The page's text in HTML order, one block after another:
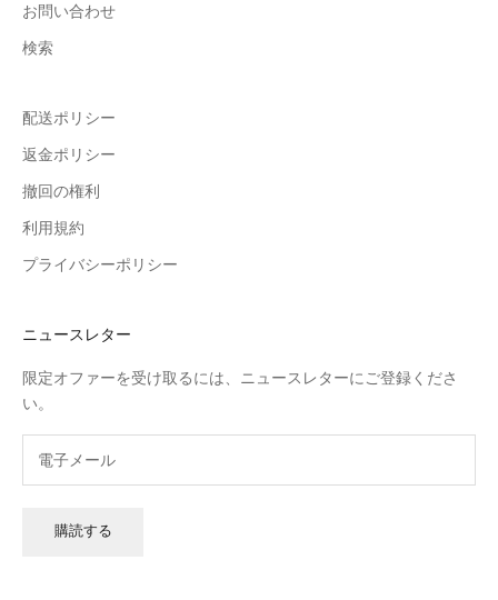
お問い合わせ
検索
配送ポリシー
返金ポリシー
撤回の権利
利用規約
プライバシーポリシー
ニュースレター
限定オファーを受け取るには、ニュースレターにご登録くださ
い。
購読する